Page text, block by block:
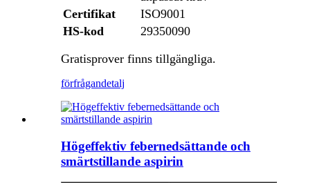
Certifikat
ISO9001
HS-kod
29350090
Gratisprover finns tillgängliga.
förfrågandetalj
Högeffektiv febernedsättande och
smärtstillande aspirin